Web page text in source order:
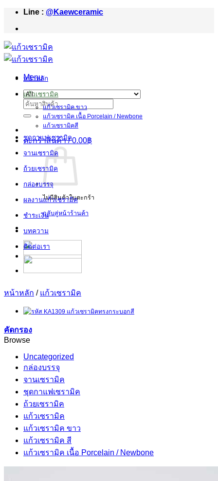
Skip
content
Line : @Kaewceramic
Menu
ค้นหา:
ตะกร้าสินค้า /0.00฿
ไม่มีสินค้าในตะกร้า
กลับสู่หน้าร้านค้า
หน้าหลัก
แก้วเซรามิค
แก้วเซรามิค ขาว
แก้วเซรามิค เนื้อ Porcelain / Newbone
แก้วเซรามิคสี
ชุดกาแฟเซรามิค
จานเซรามิค
ถ้วยเซรามิค
กล่องบรรจุ
ผลงานแก้วเซรามิค
ชำระเงิน
บทความ
ติดต่อเรา
หน้าหลัก / แก้วเซรามิค
คัดกรอง
Browse
Uncategorized
กล่องบรรจุ
จานเซรามิค
ชุดกาแฟเซรามิค
ถ้วยเซรามิค
แก้วเซรามิค
แก้วเซรามิค ขาว
แก้วเซรามิค สี
แก้วเซรามิค เนื้อ Porcelain / Newbone